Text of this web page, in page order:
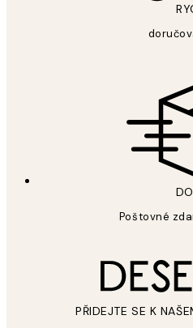
Poštovné
PŘIDEJTE SE K